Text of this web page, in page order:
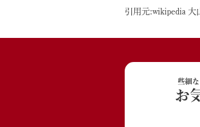
引用元:wikipedia 大
些細
お